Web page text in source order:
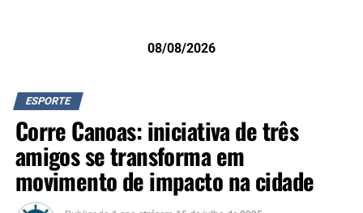
08/08/2026
ESPORTE
Corre Canoas: iniciativa de três
amigos se transforma em
movimento de impacto na cidade